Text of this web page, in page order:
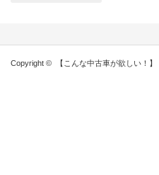
Copyright © 【こんな中古車が欲しい！】